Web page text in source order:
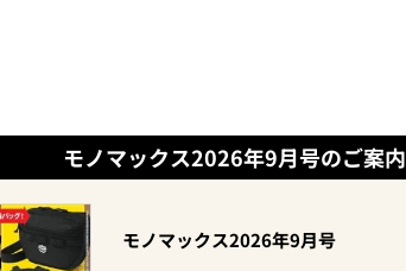
モノマックス2026年9月号のご案内
モノマックス2026年9月号